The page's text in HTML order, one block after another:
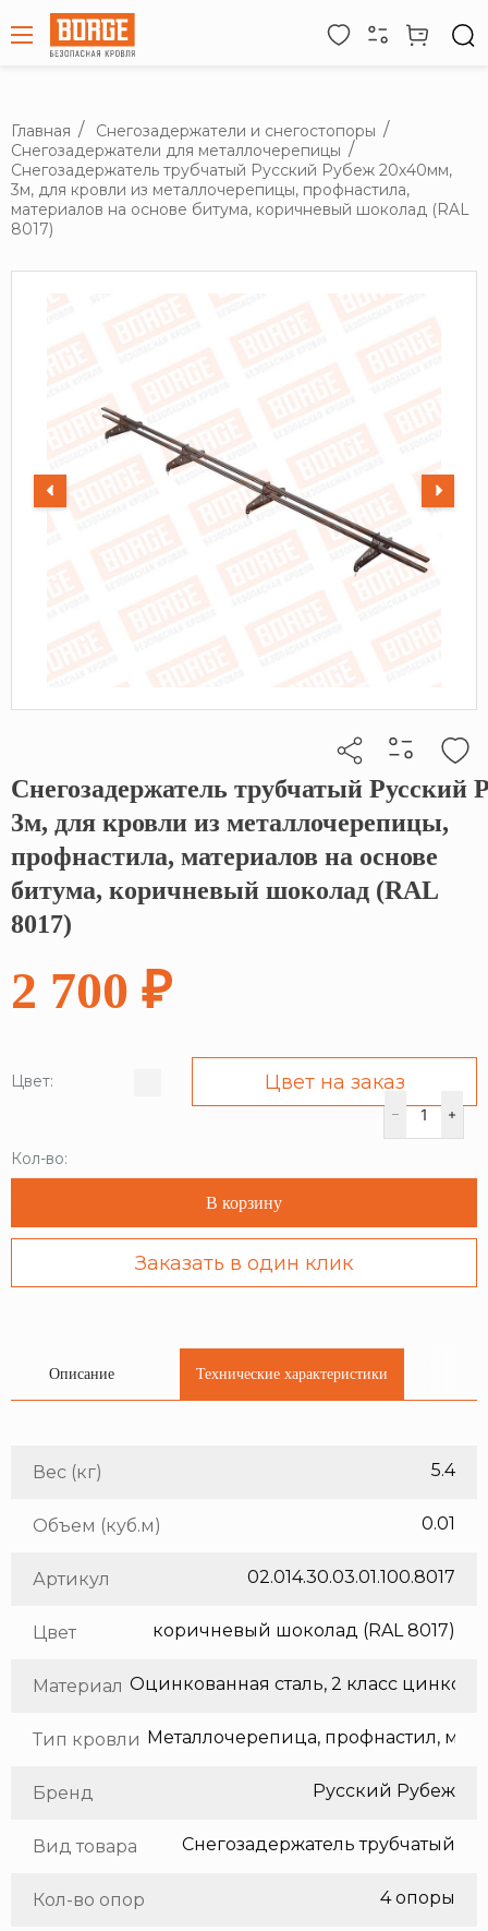
Главная
Снегозадержатели и снегостопоры
Снегозадержатели для металлочерепицы
Снегозадержатель трубчатый Русский Рубеж 20х40мм,
3м, для кровли из металлочерепицы, профнастила,
материалов на основе битума, коричневый шоколад (RAL
8017)
Кликните, чтобы скопировать прямую ссылку
Снегозадержатель трубчатый Русский
3м, для кровли из металлочерепицы,
профнастила, материалов на основе
битума, коричневый шоколад (RAL
8017)
2 700 ₽
Цвет: Цвет на заказ
Кол-во:
В корзину
Заказать в один клик
Описание Технические характеристики
Вес (кг) 5.4
Объем (куб.м) 0.01
Артикул 02.014.30.03.01.100.8017
Цвет коричневый шоколад (RAL 8017)
Материал
Тип кровли
Бренд Русский Рубеж
Вид товара Снегозадержатель трубчатый
Кол-во опор 4 опоры